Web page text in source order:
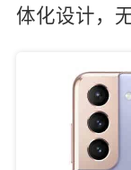
体化设计，